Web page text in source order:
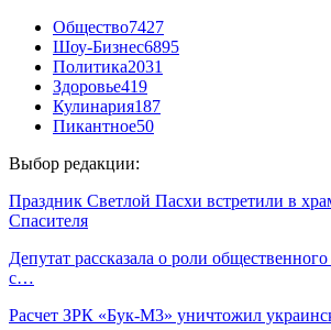
Общество7427
Шоу-Бизнес6895
Политика2031
Здоровье419
Кулинария187
Пикантное50
Выбор редакции:
Праздник Светлой Пасхи встретили в
Спасителя
Депутат рассказала о роли
с…
Расчет ЗРК «Бук-М3» уничтожил